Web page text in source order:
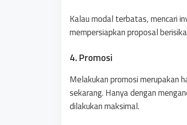
Kalau modal terbatas, mencari
mempersiapkan proposal
4. Promosi
Melakukan promosi merupakan
sekarang. Hanya dengan
dilakukan maksimal.